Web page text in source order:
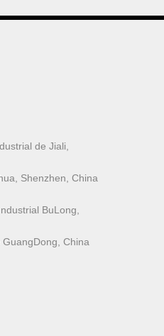
de Jiali,
Shenzhen, China
BuLong,
China